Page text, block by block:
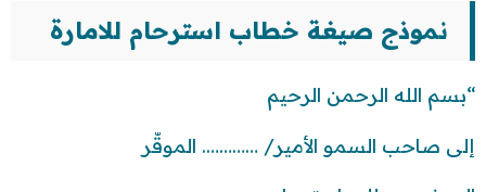
نموذج صيغة خطاب استرحام للامارة
“بسم الله الرحمن الرحيم
إلى صاحب السمو الأمير/ …………. الموقّر